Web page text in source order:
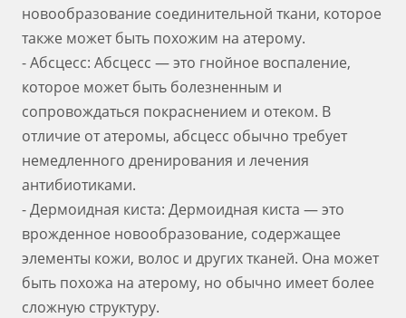
новообразование соединительной ткани, которое
также может быть похожим на атерому.
- Абсцесс: Абсцесс — это гнойное воспаление,
которое может быть болезненным и
сопровождаться покраснением и отеком. В
отличие от атеромы, абсцесс обычно требует
немедленного дренирования и лечения
антибиотиками.
- Дермоидная киста: Дермоидная киста — это
врожденное новообразование, содержащее
элементы кожи, волос и других тканей. Она может
быть похожа на атерому, но обычно имеет более
сложную структуру.